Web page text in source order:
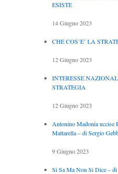
ESISTE
14 Giugno 2023
CHE COS’E’ LA
12 Giugno 2023
INTERESSE
STRATEGIA
12 Giugno 2023
Antonino Madonia uccise
Mattarella – di Sergio
9 Giugno 2023
Si Sa Ma Non Si Dice –